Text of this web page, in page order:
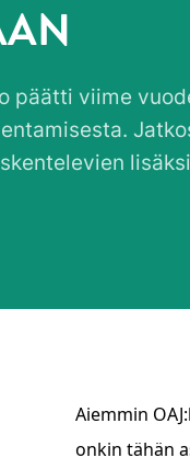
päätti viime
Aiemmin
onkin tähän